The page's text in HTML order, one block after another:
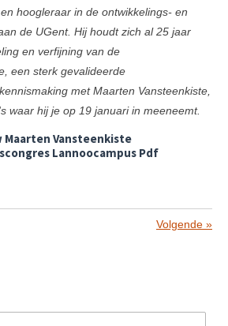
hoogleraar in de ontwikkelings- en
de UGent. Hij houdt zich al 25 jaar
en verfijning van de
een sterk gevalideerde
met Maarten Vansteenkiste,
waar hij je op 19 januari in meeneemt.
Vansteenkiste
Lannoocampus Pdf
Volgende »